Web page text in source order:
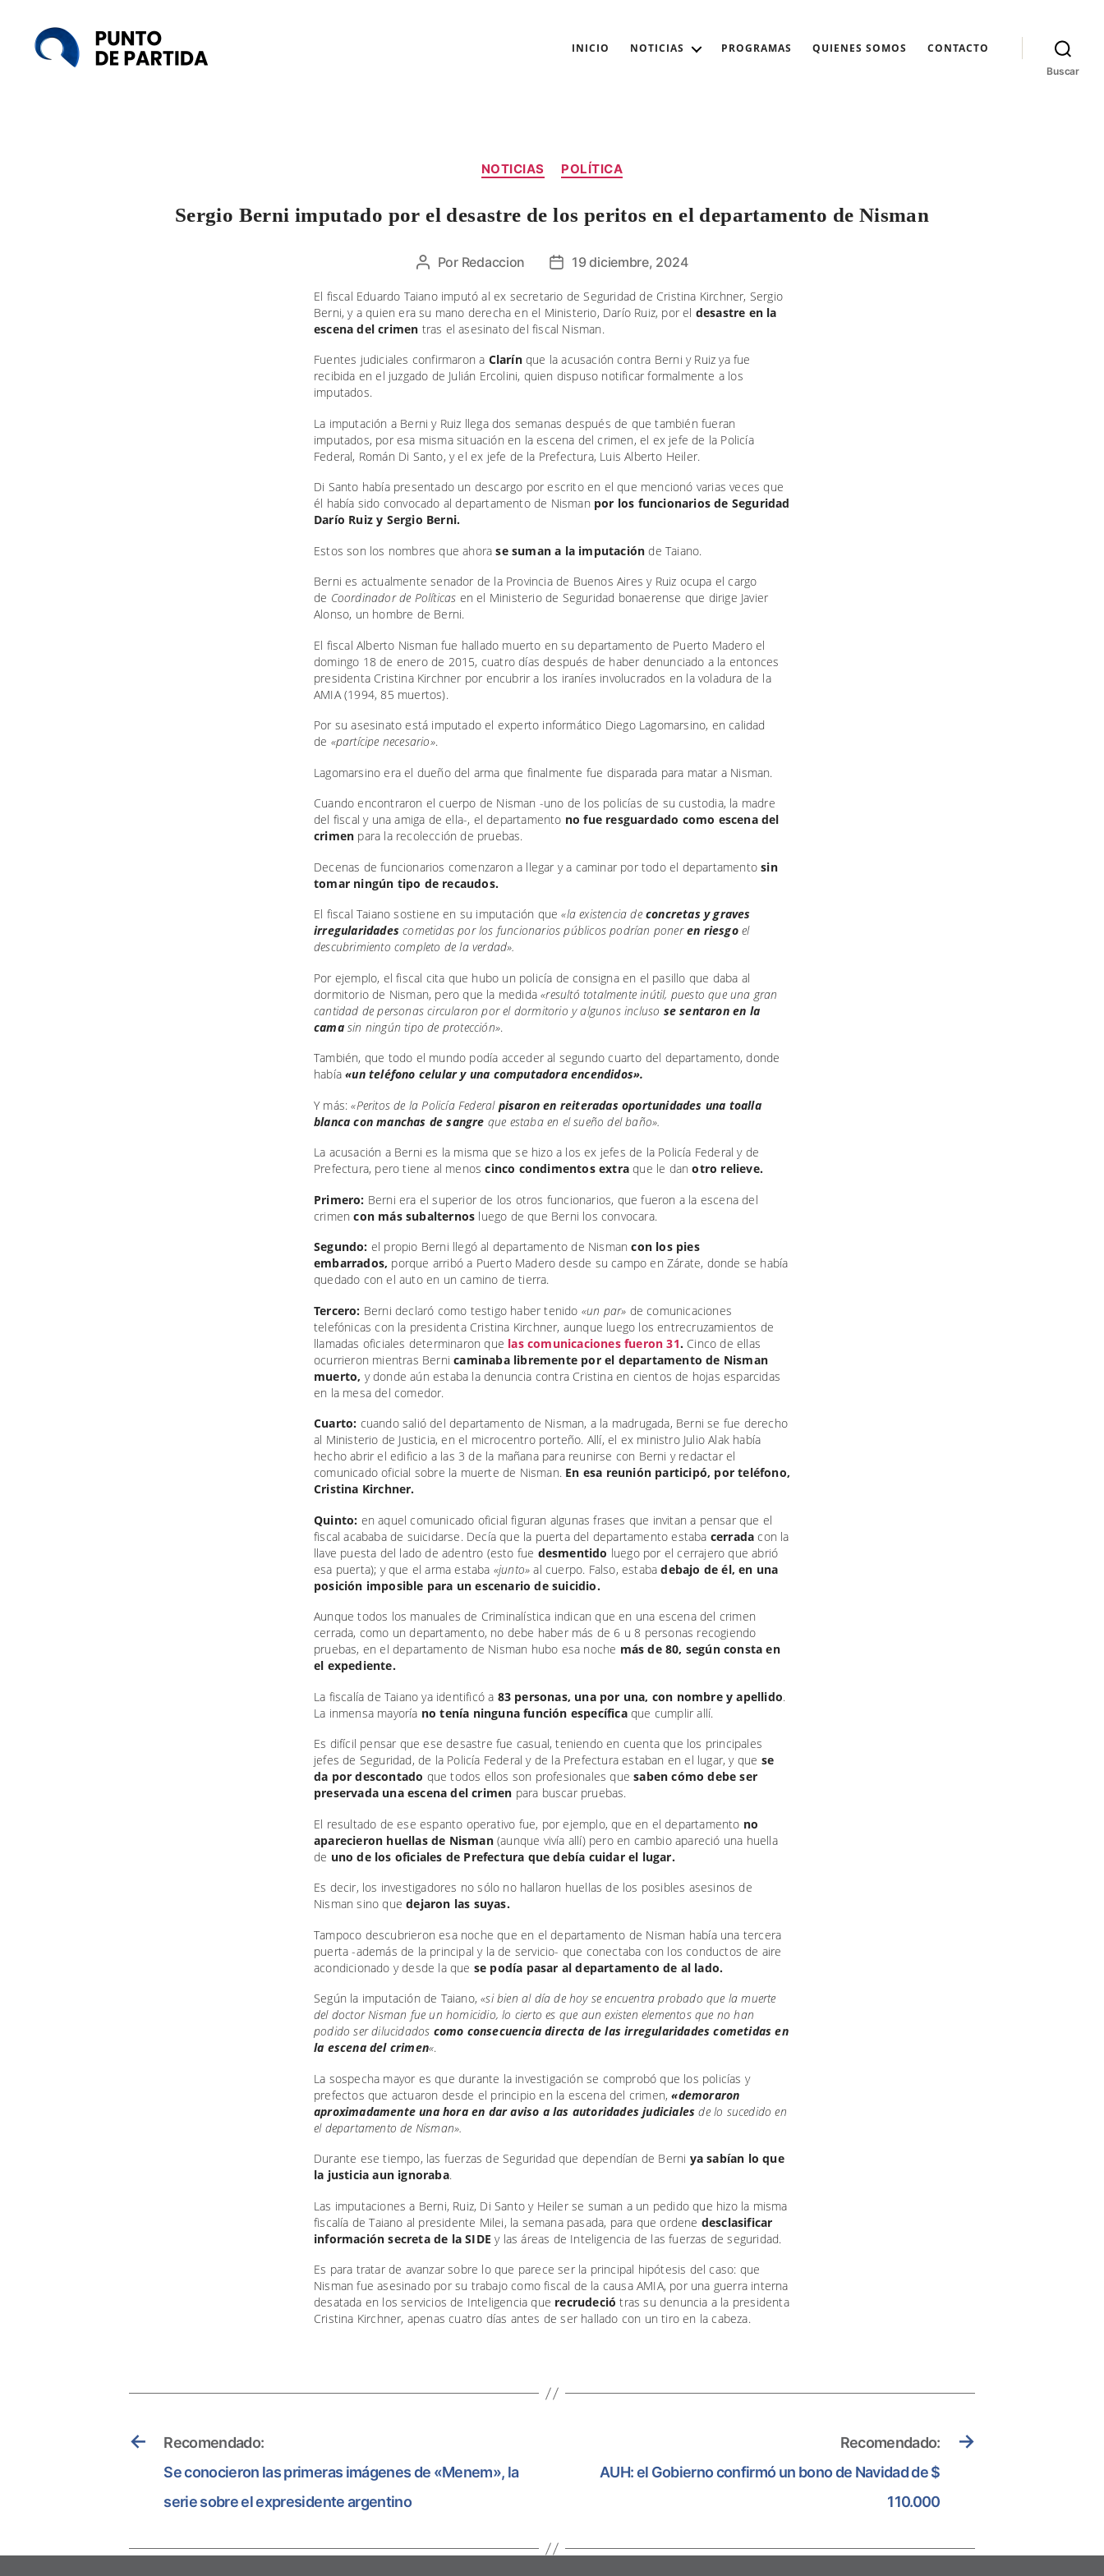
INICIO NOTICIAS PROGRAMAS QUIENES SOMOS CONTACTO
Buscar
NOTICIAS POLÍTICA
Sergio Berni imputado por el desastre de los peritos en el departamento de Nisman
Autor
la
entrada
Por Redaccion
Fecha
la
entrada
19 diciembre, 2024
El fiscal Eduardo Taiano imputó al ex secretario de Seguridad de Cristina Kirchner, Sergio
Berni, y a quien era su mano derecha en el Ministerio, Darío Ruiz, por el desastre en la
escena del crimen tras el asesinato del fiscal Nisman.
Fuentes judiciales confirmaron a Clarínque la acusación contra Berni y Ruiz ya fue
recibida en el juzgado de Julián Ercolini, quien dispuso notificar formalmente a los
imputados.
La imputación a Berni y Ruiz llega dos semanas después de que también fueran
imputados, por esa misma situación en la escena del crimen, el ex jefe de la Policía
Federal, Román Di Santo, y el ex jefe de la Prefectura, Luis Alberto Heiler.
Di Santo había presentado un descargo por escrito en el que mencionó varias veces que
él había sido convocado al departamento de Nisman por los funcionarios de Seguridad
Darío Ruiz y Sergio Berni.
Estos son los nombres que ahorase suman a la imputaciónde Taiano.
Berni es actualmente senador de la Provincia de Buenos Aires y Ruiz ocupa el cargo
de Coordinador de Políticas en el Ministerio de Seguridad bonaerense que dirige Javier
Alonso, un hombre de Berni.
El fiscal Alberto Nisman fue hallado muerto en su departamento de Puerto Madero el
domingo 18 de enero de 2015, cuatro días después de haber denunciado a la entonces
presidenta Cristina Kirchner por encubrir a los iraníes involucrados en la voladura de la
AMIA (1994, 85 muertos).
Por su asesinato está imputado el experto informático Diego Lagomarsino, en calidad
de «partícipe necesario».
Lagomarsino era el dueño del arma que finalmente fue disparada para matar a Nisman.
Cuando encontraron el cuerpo de Nisman -uno de los policías de su custodia, la madre
del fiscal y una amiga de ella-, el departamento no fue resguardado como escena del
crimen para la recolección de pruebas.
Decenas de funcionarios comenzaron a llegar y a caminar por todo el departamentosin
tomar ningún tipo de recaudos.
El fiscal Taiano sostiene en su imputación que«la existencia deconcretas y graves
irregularidades cometidas por los funcionarios públicos podrían poneren riesgoel
descubrimiento completo de la verdad».
Por ejemplo, el fiscal cita que hubo un policía de consigna en el pasillo que daba al
dormitorio de Nisman, pero que la medida«resultó totalmente inútil, puesto que una gran
cantidad de personas circularon por el dormitorio y algunos incluso se sentaron en la
cama sin ningún tipo de protección».
También, que todo el mundo podía acceder al segundo cuarto del departamento, donde
había«un teléfono celular y una computadora encendidos».
Y más:«Peritos de la Policía Federal pisaron en reiteradas oportunidades una toalla
blanca con manchas de sangre que estaba en el sueño del baño».
La acusación a Berni es la misma que se hizo a los ex jefes de la Policía Federal y de
Prefectura, pero tiene al menos cinco condimentos extraque le dan otro relieve.
Primero: Berni era el superior de los otros funcionarios, que fueron a la escena del
crimencon más subalternos luego de que Berni los convocara.
Segundo: el propio Berni llegó al departamento de Nismancon los pies
embarrados, porque arribó a Puerto Madero desde su campo en Zárate, donde se había
quedado con el auto en un camino de tierra.
Tercero: Berni declaró como testigo haber tenido «un par» de comunicaciones
telefónicas con la presidenta Cristina Kirchner, aunque luego los entrecruzamientos de
llamadas oficiales determinaron que las comunicaciones fueron 31. Cinco de ellas
ocurrieron mientras Bernicaminaba libremente por el departamento de Nisman
muerto, y donde aún estaba la denuncia contra Cristina en cientos de hojas esparcidas
en la mesa del comedor.
Cuarto: cuando salió del departamento de Nisman, a la madrugada, Berni se fue derecho
al Ministerio de Justicia, en el microcentro porteño. Allí, el ex ministro Julio Alak había
hecho abrir el edificio a las 3 de la mañana para reunirse con Berni y redactar el
comunicado oficial sobre la muerte de Nisman. En esa reunión participó, por teléfono,
Cristina Kirchner.
Quinto: en aquel comunicado oficial figuran algunas frases que invitan a pensar que el
fiscal acababa de suicidarse. Decía que la puerta del departamento estaba cerrada con la
llave puesta del lado de adentro (esto fue desmentido luego por el cerrajero que abrió
esa puerta); y que el arma estaba «junto» al cuerpo. Falso, estabadebajo de él, en una
posición imposible para un escenario de suicidio.
Aunque todos los manuales de Criminalística indican que en una escena del crimen
cerrada, como un departamento, no debe haber más de 6 u 8 personas recogiendo
pruebas, en el departamento de Nisman hubo esa noche más de 80, según consta en
el expediente.
La fiscalía de Taiano ya identificó a 83 personas, una por una, con nombre y apellido.
La inmensa mayoría no tenía ninguna función específicaque cumplir allí.
Es difícil pensar que ese desastre fue casual, teniendo en cuenta que los principales
jefes de Seguridad, de la Policía Federal y de la Prefectura estaban en el lugar, y que se
da por descontado que todos ellos son profesionales quesaben cómo debe ser
preservada una escena del crimen para buscar pruebas.
El resultado de ese espanto operativo fue, por ejemplo, que en el departamento no
aparecieron huellas de Nisman(aunque vivía allí) pero en cambio apareció una huella
de uno de los oficiales de Prefectura que debía cuidar el lugar.
Es decir, los investigadores no sólo no hallaron huellas de los posibles asesinos de
Nisman sino quedejaron las suyas.
Tampoco descubrieron esa noche que en el departamento de Nisman había una tercera
puerta -además de la principal y la de servicio- que conectaba con los conductos de aire
acondicionado y desde la que se podía pasar al departamento de al lado.
Según la imputación de Taiano,«si bien al día de hoy se encuentra probado que la muerte
del doctor Nisman fue un homicidio, lo cierto es que aun existen elementos que no han
podido ser dilucidados como consecuencia directa de las irregularidades cometidas en
la escena del crimen«.
La sospecha mayor es que durante la investigación se comprobó que los policías y
prefectos que actuaron desde el principio en la escena del crimen,«demoraron
aproximadamente una hora en dar aviso a las autoridades judiciales de lo sucedido en
el departamento de Nisman».
Durante ese tiempo, las fuerzas de Seguridad que dependían de Berni ya sabían lo que
la justicia aun ignoraba.
Las imputaciones a Berni, Ruiz, Di Santo y Heiler se suman a un pedido que hizo la misma
fiscalía de Taiano al presidente Milei, la semana pasada, para que ordene desclasificar
información secreta de la SIDE y las áreas de Inteligencia de las fuerzas de seguridad.
Es para tratar de avanzar sobre lo que parece ser la principal hipótesis del caso: que
Nisman fue asesinado por su trabajo como fiscal de la causa AMIA, por una guerra interna
desatada en los servicios de Inteligencia que recrudeció tras su denuncia a la presidenta
Cristina Kirchner, apenas cuatro días antes de ser hallado con un tiro en la cabeza.
←
Recomendado:
Se conocieron las primeras imágenes de «Menem», la
serie sobre el expresidente argentino
→
Recomendado:
AUH: el Gobierno confirmó un bono de Navidad de $
110.000